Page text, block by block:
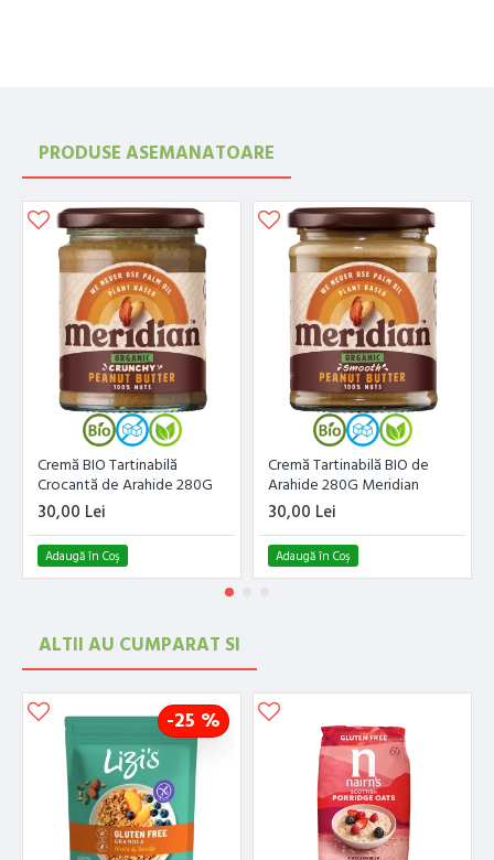
PRODUSE ASEMANATOARE
Cremă BIO Tartinabilă
Crocantă de Arahide 280G
Meridian
30,00 Lei
Adaugă în Coş
Cremă Tartinabilă BIO de
Arahide 280G Meridian
30,00 Lei
Adaugă în Coş
ALTII AU CUMPARAT SI
-25 %